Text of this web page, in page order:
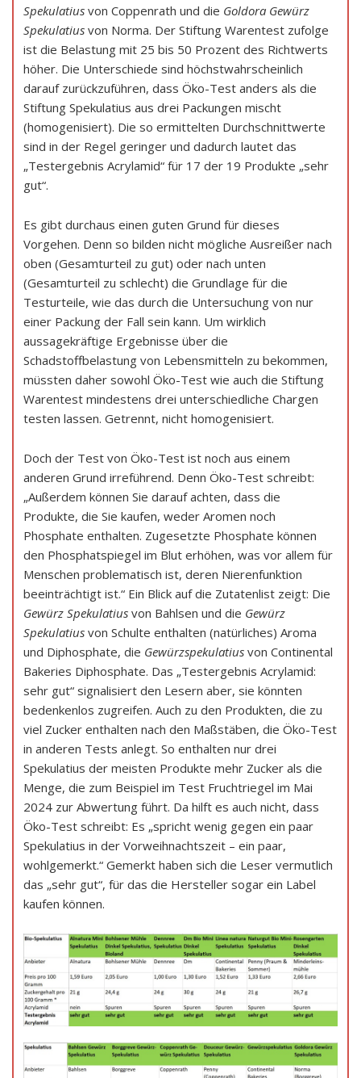
Spekulatius von Coppenrath und die Goldora Gewürz
Spekulatius von Norma. Der Stiftung Warentest zufolge
ist die Belastung mit 25 bis 50 Prozent des Richtwerts
höher. Die Unterschiede sind höchstwahrscheinlich
darauf zurückzuführen, dass Öko-Test anders als die
Stiftung Spekulatius aus drei Packungen mischt
(homogenisiert). Die so ermittelten Durchschnittwerte
sind in der Regel geringer und dadurch lautet das
„Testergebnis Acrylamid“ für 17 der 19 Produkte „sehr
gut“.
Es gibt durchaus einen guten Grund für dieses
Vorgehen. Denn so bilden nicht mögliche Ausreißer nach
oben (Gesamturteil zu gut) oder nach unten
(Gesamturteil zu schlecht) die Grundlage für die
Testurteile, wie das durch die Untersuchung von nur
einer Packung der Fall sein kann. Um wirklich
aussagekräftige Ergebnisse über die
Schadstoffbelastung von Lebensmitteln zu bekommen,
müssten daher sowohl Öko-Test wie auch die Stiftung
Warentest mindestens drei unterschiedliche Chargen
testen lassen. Getrennt, nicht homogenisiert.
Doch der Test von Öko-Test ist noch aus einem
anderen Grund irreführend. Denn Öko-Test schreibt:
„Außerdem können Sie darauf achten, dass die
Produkte, die Sie kaufen, weder Aromen noch
Phosphate enthalten. Zugesetzte Phosphate können
den Phosphatspiegel im Blut erhöhen, was vor allem für
Menschen problematisch ist, deren Nierenfunktion
beeinträchtigt ist.“ Ein Blick auf die Zutatenlist zeigt: Die
Gewürz Spekulatius von Bahlsen und die Gewürz
Spekulatius von Schulte enthalten (natürliches) Aroma
und Diphosphate, die Gewürzspekulatius von Continental
Bakeries Diphosphate. Das „Testergebnis Acrylamid:
sehr gut“ signalisiert den Lesern aber, sie könnten
bedenkenlos zugreifen. Auch zu den Produkten, die zu
viel Zucker enthalten nach den Maßstäben, die Öko-Test
in anderen Tests anlegt. So enthalten nur drei
Spekulatius der meisten Produkte mehr Zucker als die
Menge, die zum Beispiel im Test Fruchtriegel im Mai
2024 zur Abwertung führt. Da hilft es auch nicht, dass
Öko-Test schreibt: Es „spricht wenig gegen ein paar
Spekulatius in der Vorweihnachtszeit – ein paar,
wohlgemerkt.“ Gemerkt haben sich die Leser vermutlich
das „sehr gut“, für das die Hersteller sogar ein Label
kaufen können.